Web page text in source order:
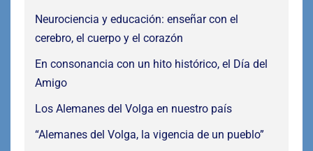
Neurociencia y educación: enseñar con el
cerebro, el cuerpo y el corazón
En consonancia con un hito histórico, el Día del
Amigo
Los Alemanes del Volga en nuestro país
“Alemanes del Volga, la vigencia de un pueblo”